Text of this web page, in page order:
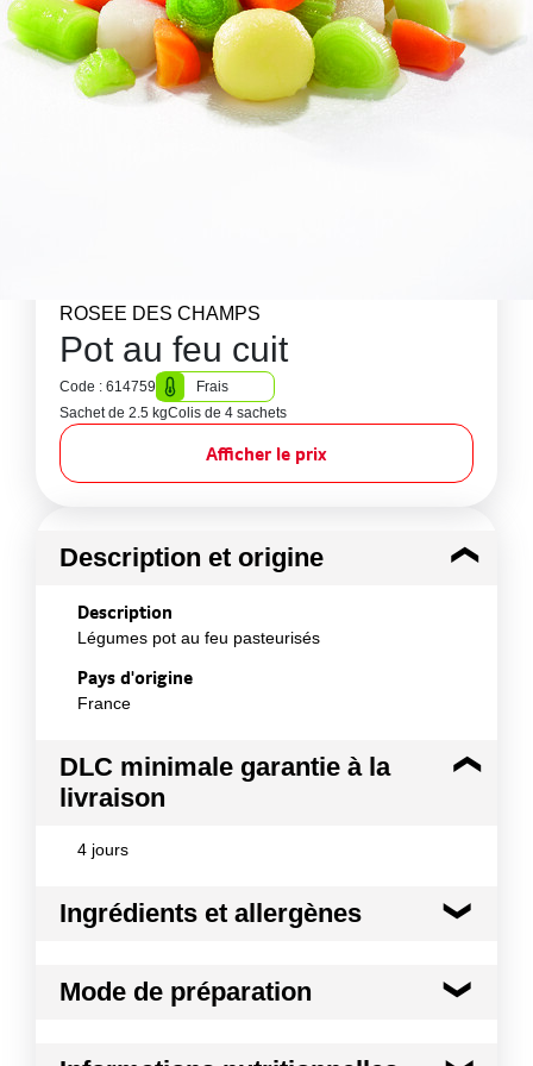
ROSEE DES CHAMPS
Pot au feu cuit
Code : 614759
Frais
Sachet de 2.5 kgColis de 4 sachets
Afficher le prix
Description et origine
Description
Légumes pot au feu pasteurisés
Pays d'origine
France
DLC minimale garantie à la
livraison
4 jours
Ingrédients et allergènes
Carotte orange 35% - Poireau 35% - CELERI RAVE
Allergènes :
Mode de préparation